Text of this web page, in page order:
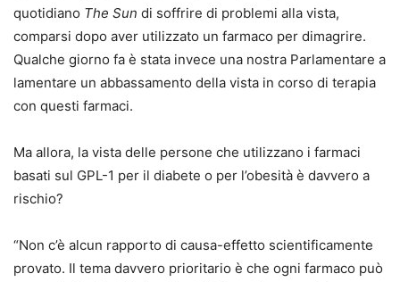
quotidiano The Sun di soffrire di problemi alla vista,
comparsi dopo aver utilizzato un farmaco per dimagrire.
Qualche giorno fa è stata invece una nostra Parlamentare a
lamentare un abbassamento della vista in corso di terapia
con questi farmaci.
Ma allora, la vista delle persone che utilizzano i farmaci
basati sul GPL-1 per il diabete o per l’obesità è davvero a
rischio?
“Non c’è alcun rapporto di causa-effetto scientificamente
provato. Il tema davvero prioritario è che ogni farmaco può